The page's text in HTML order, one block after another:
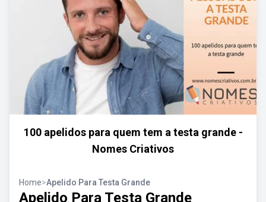
100 apelidos para quem tem a testa grande -
Nomes Criativos
Home>Apelido Para Testa Grande
Apelido Para Testa Grande